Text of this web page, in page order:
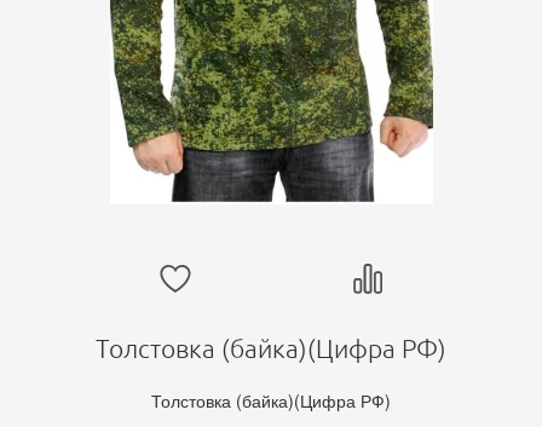
Толстовка (байка)(Цифра РФ)
Толстовка (байка)(Цифра РФ)